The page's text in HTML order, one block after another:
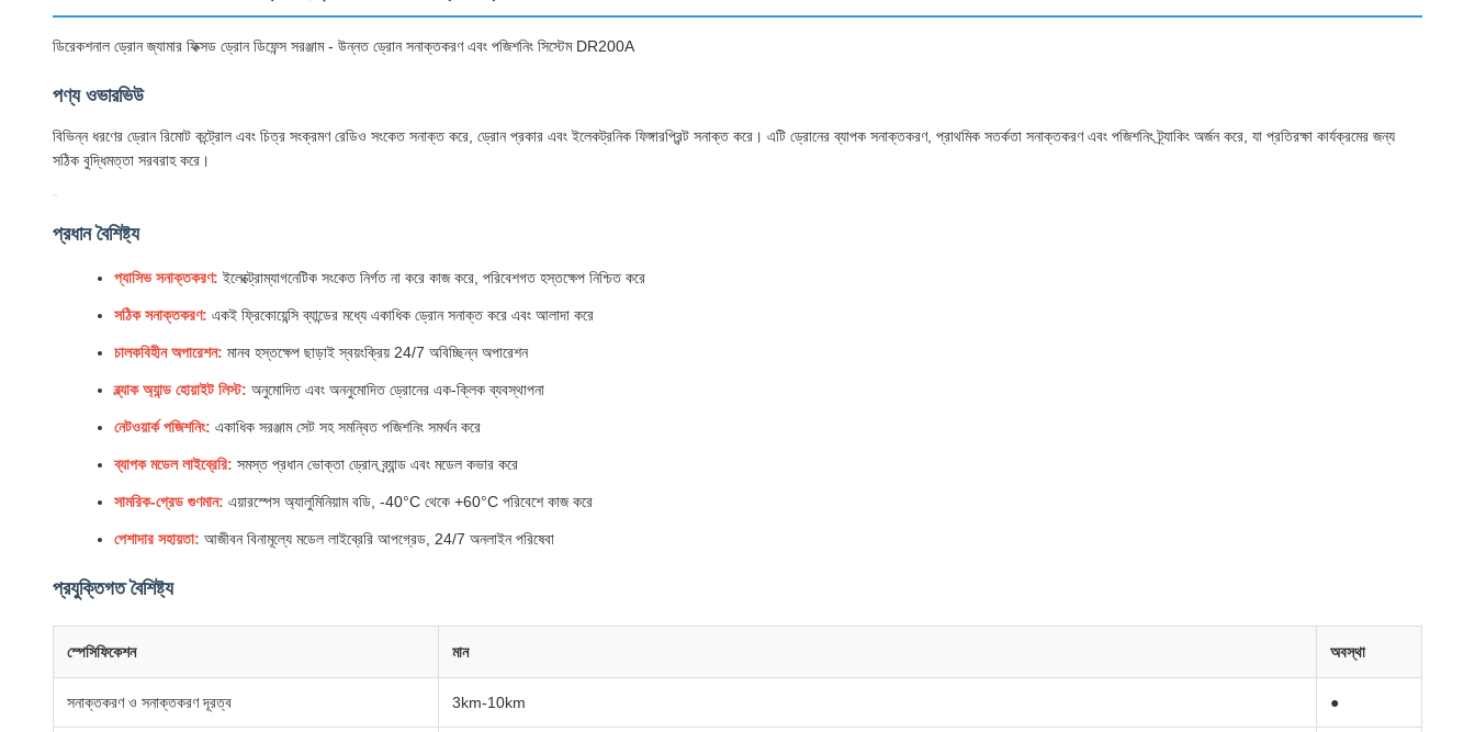
ডিরেকশনাল ড্রোন জ্যামার ফিক্সড ড্রোন ডিফেন্স সরঞ্জাম - উন্নত ড্রোন সনাক্তকরণ এবং পজিশনিং সিস্টেম DR200A
পণ্য ওভারভিউ
বিভিন্ন ধরণের ড্রোন রিমোট কন্ট্রোল এবং চিত্র সংক্রমণ রেডিও সংকেত সনাক্ত করে, ড্রোন প্রকার এবং ইলেকট্রনিক ফিঙ্গারপ্রিন্ট সনাক্ত করে। এটি ড্রোনের ব্যাপক সনাক্তকরণ, প্রাথমিক সতর্কতা সনাক্তকরণ এবং পজিশনিং ট্র্যাকিং অর্জন করে, যা প্রতিরক্ষা কার্যক্রমের জন্য
সঠিক বুদ্ধিমত্তা সরবরাহ করে।
প্রধান বৈশিষ্ট্য
প্যাসিভ সনাক্তকরণ: ইলেক্ট্রোম্যাগনেটিক সংকেত নির্গত না করে কাজ করে, পরিবেশগত হস্তক্ষেপ নিশ্চিত করে
সঠিক সনাক্তকরণ: একই ফ্রিকোয়েন্সি ব্যান্ডের মধ্যে একাধিক ড্রোন সনাক্ত করে এবং আলাদা করে
চালকবিহীন অপারেশন: মানব হস্তক্ষেপ ছাড়াই স্বয়ংক্রিয় 24/7 অবিচ্ছিন্ন অপারেশন
ব্ল্যাক অ্যান্ড হোয়াইট লিস্ট: অনুমোদিত এবং অননুমোদিত ড্রোনের এক-ক্লিক ব্যবস্থাপনা
নেটওয়ার্ক পজিশনিং: একাধিক সরঞ্জাম সেট সহ সমন্বিত পজিশনিং সমর্থন করে
ব্যাপক মডেল লাইব্রেরি: সমস্ত প্রধান ভোক্তা ড্রোন ব্র্যান্ড এবং মডেল কভার করে
সামরিক-গ্রেড গুণমান: এয়ারস্পেস অ্যালুমিনিয়াম বডি, -40°C থেকে +60°C পরিবেশে কাজ করে
পেশাদার সহায়তা: আজীবন বিনামূল্যে মডেল লাইব্রেরি আপগ্রেড, 24/7 অনলাইন পরিষেবা
প্রযুক্তিগত বৈশিষ্ট্য
স্পেসিফিকেশন মান অবস্থা
সনাক্তকরণ ও সনাক্তকরণ দূরত্ব 3km-10km ●